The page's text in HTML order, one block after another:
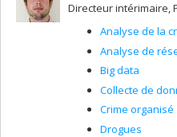
Directeur intérimaire,
Analyse de la
Analyse de
Big data
Collecte de
Crime organisé
Drogues